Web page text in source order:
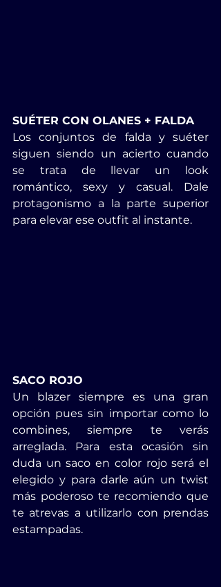
SUÉTER CON OLANES + FALDA
Los conjuntos de falda y suéter
siguen siendo un acierto cuando
se trata de llevar un look
romántico, sexy y casual. Dale
protagonismo a la parte superior
para elevar ese outfit al instante.
SACO ROJO
Un blazer siempre es una gran
opción pues sin importar como lo
combines, siempre te verás
arreglada. Para esta ocasión sin
duda un saco en color rojo será el
elegido y para darle aún un twist
más poderoso te recomiendo que
te atrevas a utilizarlo con prendas
estampadas.